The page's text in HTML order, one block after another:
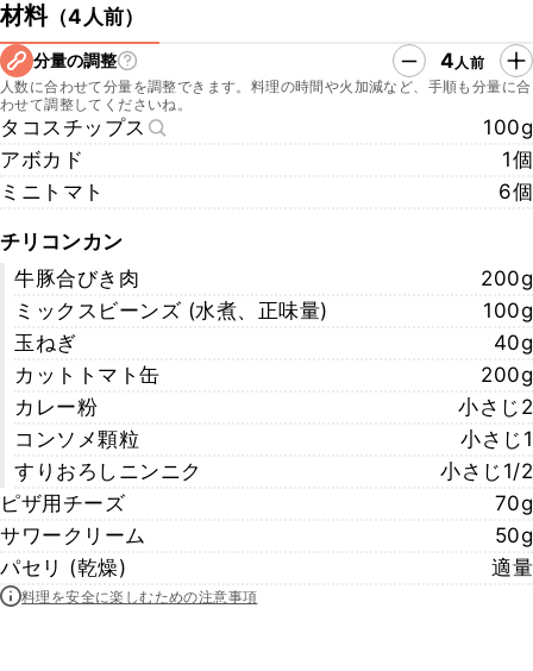
材料（4人前）
分量の調整 4人前
人数に合わせて分量を調整できます。料理の時間や火加減など、手順も分量に合
わせて調整してくださいね。
タコスチップス
100g
アボカド
1個
ミニトマト
6個
チリコンカン
牛豚合びき肉
200g
ミックスビーンズ (水煮、正味量)
100g
玉ねぎ
40g
カットトマト缶
200g
カレー粉
小さじ2
コンソメ顆粒
小さじ1
すりおろしニンニク
小さじ1/2
ピザ用チーズ
70g
サワークリーム
50g
パセリ (乾燥)
適量
料理を安全に楽しむための注意事項